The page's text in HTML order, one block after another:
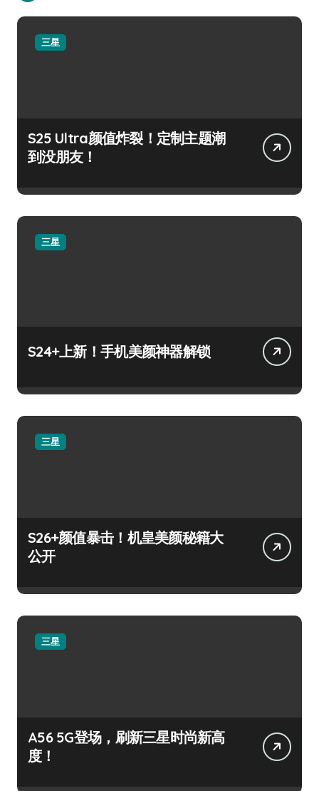
三星
S25 Ultra颜值炸裂！定制主题潮
到没朋友！
三星
S24+上新！手机美颜神器解锁
三星
S26+颜值暴击！机皇美颜秘籍大
公开
三星
A56 5G登场，刷新三星时尚新高
度！